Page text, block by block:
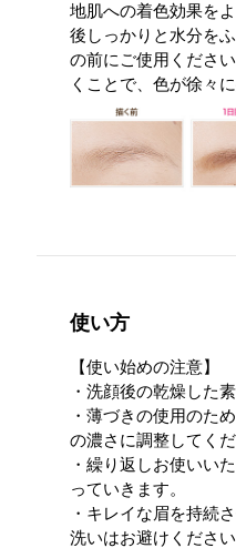
地肌への着色効果を
後しっかりと水分を
の前にご使用くださ
くことで、色が徐々
使い方
【使い始めの注意】
・洗顔後の乾燥した
・薄づきの使用のた
の濃さに調整してくだ
・繰り返しお使いい
っていきます。
・キレイな眉を持続
洗いはお避けください